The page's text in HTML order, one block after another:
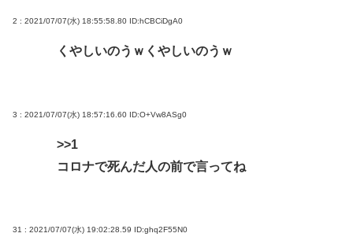
2 : 2021/07/07(水) 18:55:58.80 ID:hCBCiDgA0
くやしいのうｗくやしいのうｗ
3 : 2021/07/07(水) 18:57:16.60 ID:O+Vw8ASg0
>>1
コロナで死んだ人の前で言ってね
31 : 2021/07/07(水) 19:02:28.59 ID:ghq2F55N0